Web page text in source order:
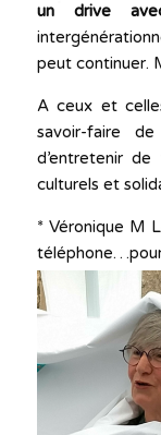
un drive
peut continuer.
A ceux et
savoir-faire
d’entretenir
culturels et
* Véronique M